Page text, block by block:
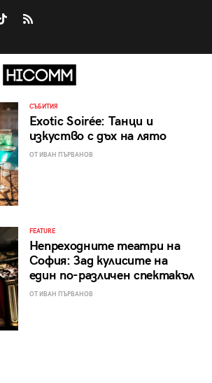
СЪБИТИЯ
Exotic Soirée: Танци и
изкуство с дъх на лято
ОТ ИВАН ПЪРВАНОВ
FEATURE
Непреходните театри на
София: Зад кулисите на
един по-различен спектакъл
ОТ ИВАН ПЪРВАНОВ